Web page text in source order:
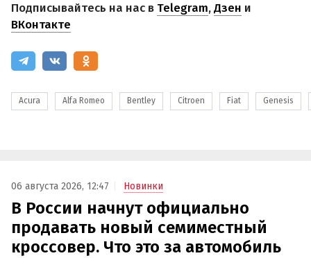
Подписывайтесь на нас в Telegram,Дзен и
ВКонтакте
Acura Alfa Romeo Bentley Citroen Fiat Genesis
06 августа 2026, 12:47 Новинки
В России начнут официально
продавать новый семиместный
кроссовер. Что это за автомобиль